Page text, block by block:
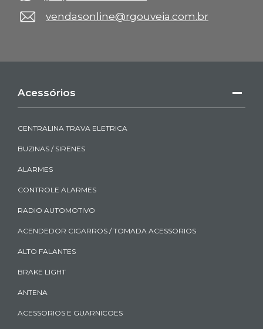
vendasonline@rgouveia.com.br
Acessórios
CENTRALINA TRAVA ELETRICA
BUZINAS / SIRENES
ALARMES
CONTROLE ALARMES
RADIO AUTOMOTIVO
ACENDEDOR CIGARROS / TOMADA ACESSORIOS
ALTO FALANTES
BRAKE LIGHT
ANTENA
ACESSORIOS E GUARNICOES